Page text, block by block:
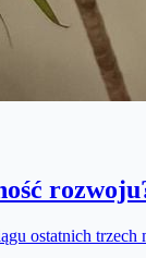
ostatnich